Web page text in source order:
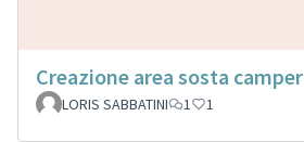
Creazione area sosta camper
LORIS SABBATINI
1 1